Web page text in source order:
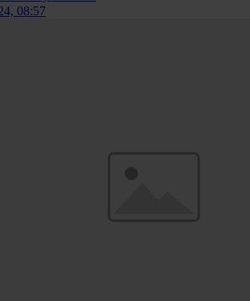
08:57